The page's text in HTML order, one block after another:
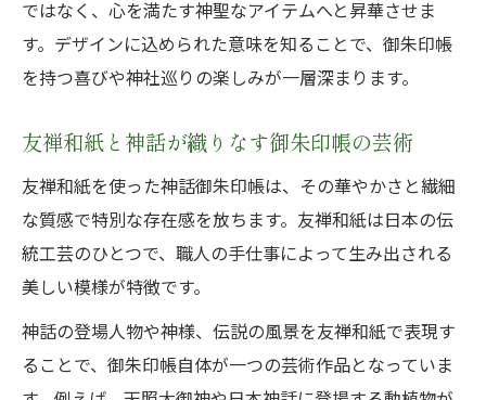
ではなく、心を満たす神聖なアイテムへと昇華させま
す。デザインに込められた意味を知ることで、御朱印帳
を持つ喜びや神社巡りの楽しみが一層深まります。
友禅和紙と神話が織りなす御朱印帳の芸術
友禅和紙を使った神話御朱印帳は、その華やかさと繊細
な質感で特別な存在感を放ちます。友禅和紙は日本の伝
統工芸のひとつで、職人の手仕事によって生み出される
美しい模様が特徴です。
神話の登場人物や神様、伝説の風景を友禅和紙で表現す
ることで、御朱印帳自体が一つの芸術作品となっていま